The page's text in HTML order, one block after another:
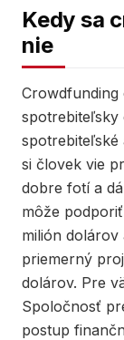
Kedy sa
nie
Crowdfunding
spotrebiteľsky
spotrebiteľské
si človek vie
dobre fotí a
môže
milión
priemerný
dolárov. Pre
Spoločnosť
postup